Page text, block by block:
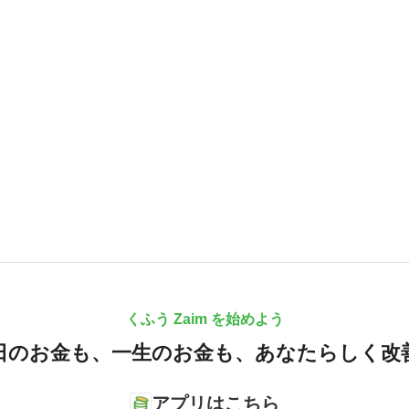
くふう Zaim を始めよう
のお金も、 一生のお金も、 あなたらしく改
アプリはこちら